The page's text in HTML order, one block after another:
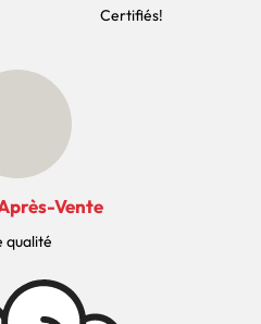
Certifiés!
Vente
qualité